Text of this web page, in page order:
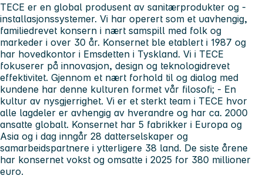
TECE er en global produsent av sanitærprodukter og -
installasjonssystemer. Vi har operert som et uavhengig,
familiedrevet konsern i nært samspill med folk og
markeder i over 30 år. Konsernet ble etablert i 1987 og
har hovedkontor i Emsdetten i Tyskland. Vi i TECE
fokuserer på innovasjon, design og teknologidrevet
effektivitet. Gjennom et nært forhold til og dialog med
kundene har denne kulturen formet vår filosofi; - En
kultur av nysgjerrighet. Vi er et sterkt team i TECE hvor
alle lagdeler er avhengig av hverandre og har ca. 2000
ansatte globalt. Konsernet har 5 fabrikker i Europa og
Asia og i dag inngår 28 datterselskaper og
samarbeidspartnere i ytterligere 38 land. De siste årene
har konsernet vokst og omsatte i 2025 for 380 millioner
euro.